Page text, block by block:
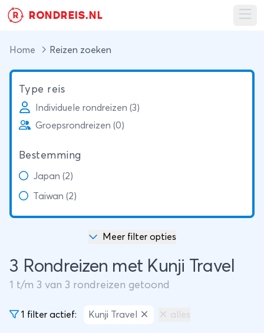
R RONDREIS.NL
Home Reizen zoeken
Type reis
Individuele rondreizen (3)
Groepsrondreizen (0)
Bestemming
Japan (2)
Taiwan (2)
Meer filter opties
3 Rondreizen met Kunji Travel
1 t/m 3 van 3 rondreizen getoond
1 filter actief: Kunji Travel alles